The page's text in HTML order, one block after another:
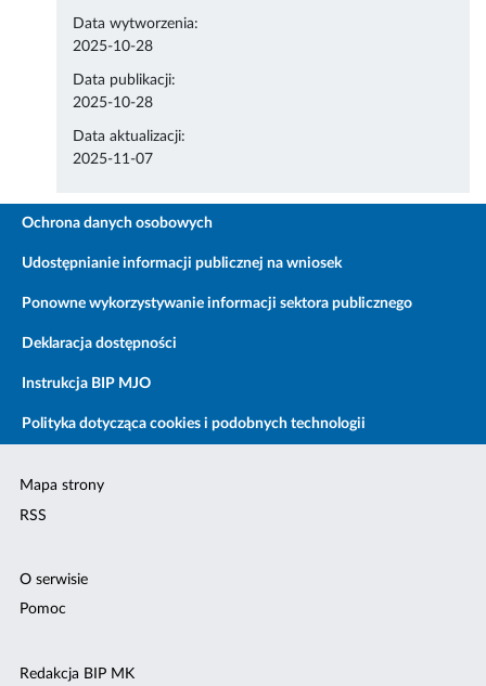
Data wytworzenia:
2025-10-28
Data publikacji:
2025-10-28
Data aktualizacji:
2025-11-07
Ochrona danych osobowych
Udostępnianie informacji publicznej na wniosek
Ponowne wykorzystywanie informacji sektora publicznego
Deklaracja dostępności
Instrukcja BIP MJO
Polityka dotycząca cookies i podobnych technologii
Mapa strony
RSS
O serwisie
Pomoc
Redakcja BIP MK